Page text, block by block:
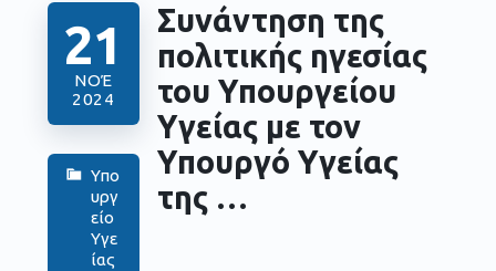
21
ΝΟΈ
2024
Υπο
υργ
είο
Υγε
ίας
Συνάντηση της
πολιτικής ηγεσίας
του Υπουργείου
Υγείας με τον
Υπουργό Υγείας
της …